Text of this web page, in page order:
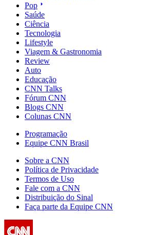
Pop
Saúde
Ciência
Tecnologia
Lifestyle
Viagem & Gastronomia
Review
Auto
Educação
CNN Talks
Fórum CNN
Blogs CNN
Colunas CNN
Programação
Equipe CNN Brasil
Sobre a CNN
Política de Privacidade
Termos de Uso
Fale com a CNN
Distribuição do Sinal
Faça parte da Equipe CNN